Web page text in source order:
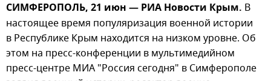
СИМФЕРОПОЛЬ, 21 июн — РИА Новости Крым. В
настоящее время популяризация военной истории
в Республике Крым находится на низком уровне. Об
этом на пресс-конференции в мультимедийном
пресс-центре МИА "Россия сегодня" в Симферополе